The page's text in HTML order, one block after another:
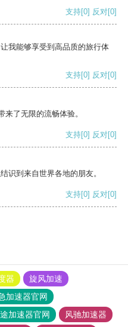
支持[0] 反对[0]
我能够享受到高品质的旅行体
支持[0] 反对[0]
了无限的流畅体验。
支持[0] 反对[0]
识到来自世界各地的朋友。
支持[0] 反对[0]
器
旋风加速
加速器官网
加速器官网
风驰加速器